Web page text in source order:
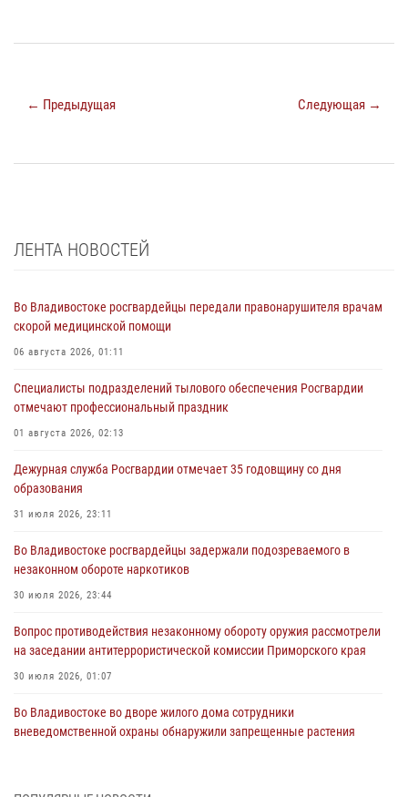
← Предыдущая Следующая →
ЛЕНТА НОВОСТЕЙ
Во Владивостоке росгвардейцы передали правонарушителя врачам
скорой медицинской помощи
06 августа 2026, 01:11
Специалисты подразделений тылового обеспечения Росгвардии
отмечают профессиональный праздник
01 августа 2026, 02:13
Дежурная служба Росгвардии отмечает 35 годовщину со дня
образования
31 июля 2026, 23:11
Во Владивостоке росгвардейцы задержали подозреваемого в
незаконном обороте наркотиков
30 июля 2026, 23:44
Вопрос противодействия незаконному обороту оружия рассмотрели
на заседании антитеррористической комиссии Приморского края
30 июля 2026, 01:07
Во Владивостоке во дворе жилого дома сотрудники
вневедомственной охраны обнаружили запрещенные растения
В День Крещения Руси в Князь-Владимирском храме – Главном